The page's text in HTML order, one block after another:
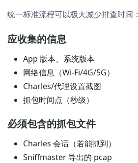
统一标准流程可以极大减少排查时间：
应收集的信息
App 版本、系统版本
网络信息（Wi-Fi/4G/5G）
Charles/代理设置截图
抓包时间点（秒级）
必须包含的抓包文件
Charles 会话（若能抓到）
Sniffmaster 导出的 pcap